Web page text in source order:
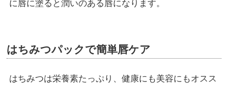
に唇に塗ると潤いのある唇になります。
はちみつパックで簡単唇ケア
はちみつは栄養素たっぷり、健康にも美容にもオスス